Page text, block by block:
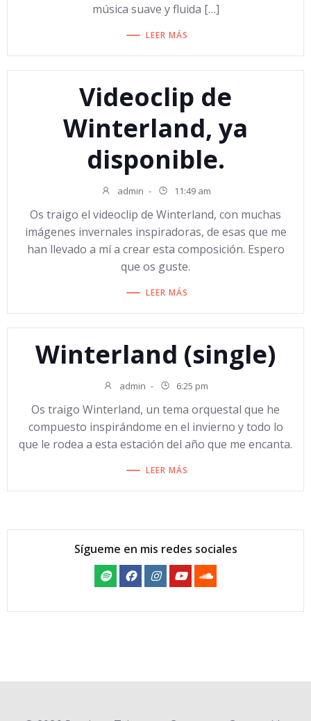
música suave y fluida […]
LEER MÁS
Videoclip de
Winterland, ya
disponible.
admin - 11:49 am
Os traigo el videoclip de Winterland, con muchas
imágenes invernales inspiradoras, de esas que me
han llevado a mí a crear esta composición. Espero
que os guste.
LEER MÁS
Winterland (single)
admin - 6:25 pm
Os traigo Winterland, un tema orquestal que he
compuesto inspirándome en el invierno y todo lo
que le rodea a esta estación del año que me encanta.
LEER MÁS
Sígueme en mis redes sociales